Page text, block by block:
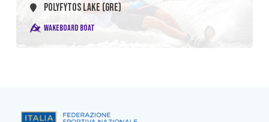
POLYFYTOS LAKE (GRE)
WAKEBOARD BOAT